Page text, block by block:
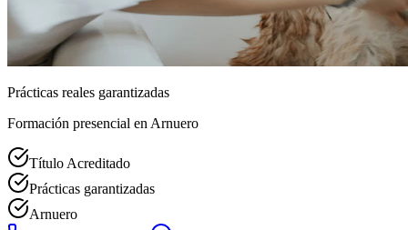
Prácticas reales garantizadas
Formación presencial en Arnuero
Título Acreditado
Prácticas garantizadas
Arnuero